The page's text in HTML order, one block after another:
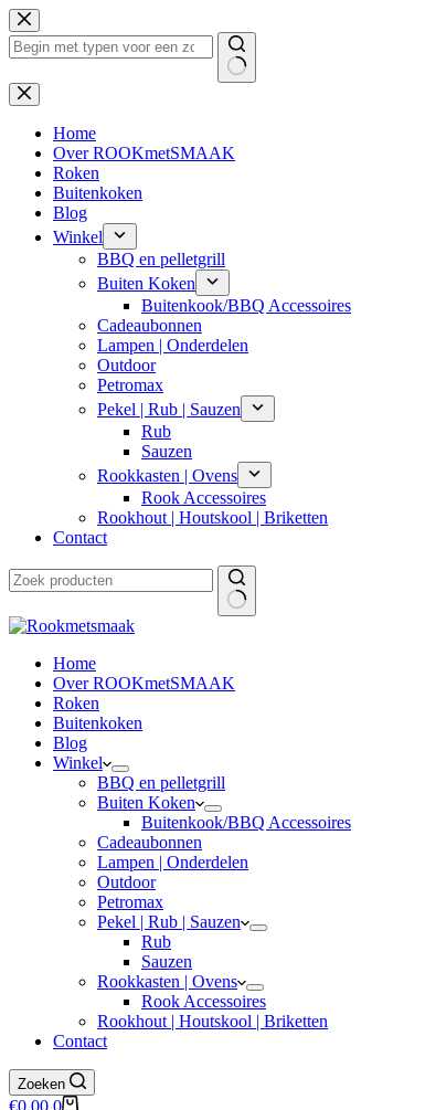
Ga
naar
de
Geen
resultaten
Home
Over ROOKmetSMAAK
Roken
Buitenkoken
Blog
Winkel
BBQ en pelletgrill
Buiten Koken
Buitenkook/BBQ Accessoires
Cadeaubonnen
Lampen | Onderdelen
Outdoor
Petromax
Pekel | Rub | Sauzen
Rub
Sauzen
Rookkasten | Ovens
Rook Accessoires
Rookhout | Houtskool | Briketten
Contact
Home
Over ROOKmetSMAAK
Roken
Buitenkoken
Blog
Winkel
BBQ en pelletgrill
Buiten Koken
Buitenkook/BBQ Accessoires
Cadeaubonnen
Lampen | Onderdelen
Outdoor
Petromax
Pekel | Rub | Sauzen
Rub
Sauzen
Rookkasten | Ovens
Rook Accessoires
Rookhout | Houtskool | Briketten
Contact
Zoeken
Winkelwagen
€0.00 0